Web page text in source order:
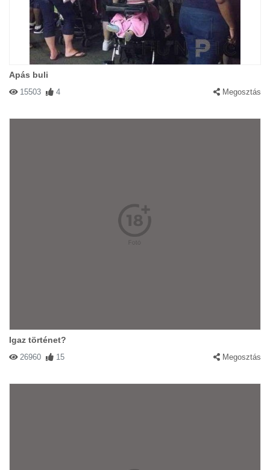
Apás buli
15503 4 Megosztás
Igaz történet?
26960 15 Megosztás